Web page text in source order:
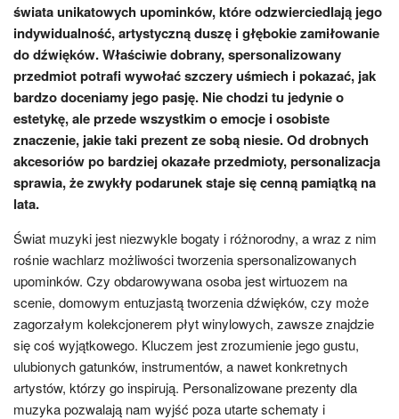
świata unikatowych upominków, które odzwierciedlają jego
indywidualność, artystyczną duszę i głębokie zamiłowanie
do dźwięków. Właściwie dobrany, spersonalizowany
przedmiot potrafi wywołać szczery uśmiech i pokazać, jak
bardzo doceniamy jego pasję. Nie chodzi tu jedynie o
estetykę, ale przede wszystkim o emocje i osobiste
znaczenie, jakie taki prezent ze sobą niesie. Od drobnych
akcesoriów po bardziej okazałe przedmioty, personalizacja
sprawia, że zwykły podarunek staje się cenną pamiątką na
lata.
Świat muzyki jest niezwykle bogaty i różnorodny, a wraz z nim
rośnie wachlarz możliwości tworzenia spersonalizowanych
upominków. Czy obdarowywana osoba jest wirtuozem na
scenie, domowym entuzjastą tworzenia dźwięków, czy może
zagorzałym kolekcjonerem płyt winylowych, zawsze znajdzie
się coś wyjątkowego. Kluczem jest zrozumienie jego gustu,
ulubionych gatunków, instrumentów, a nawet konkretnych
artystów, którzy go inspirują. Personalizowane prezenty dla
muzyka pozwalają nam wyjść poza utarte schematy i